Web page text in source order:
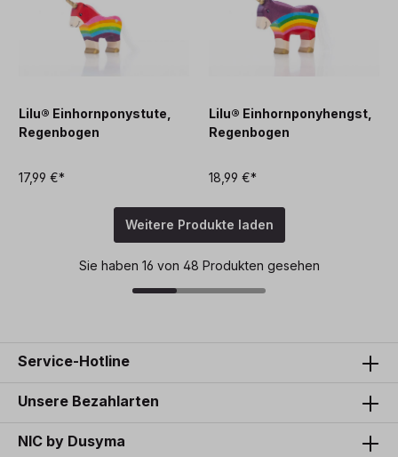
Lilu® Einhornponystute,
Regenbogen
17,99 €*
Lilu® Einhornponyhengst,
Regenbogen
18,99 €*
Weitere Produkte laden
Sie haben 16 von 48 Produkten gesehen
Service-Hotline
Unsere Bezahlarten
NIC by Dusyma